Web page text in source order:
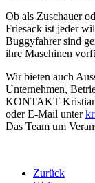
Ob als Zuschauer
Friesack ist jeder
Buggyfahrer sind
ihre Maschinen
Wir bieten auch
Unternehmen,
KONTAKT Kristian
oder E-Mail unter
Das Team um
Zurück